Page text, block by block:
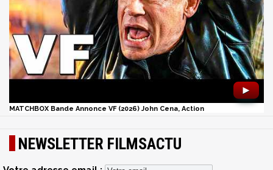
►
MATCHBOX Bande Annonce VF (2026) John Cena, Action
NEWSLETTER FILMSACTU